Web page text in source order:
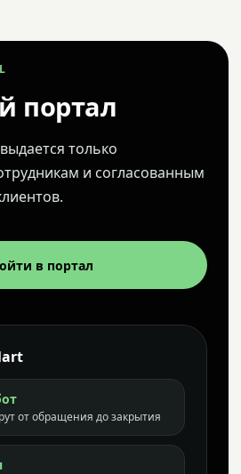
портал
только
и согласованным
в портал
от обращения до закрытия